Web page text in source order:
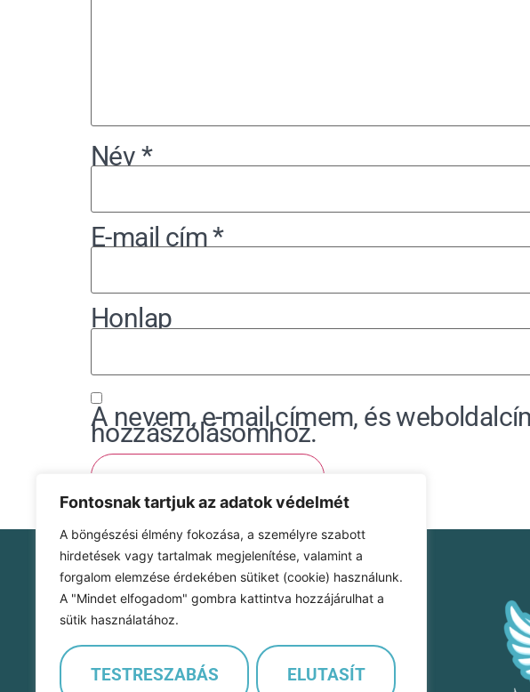
Fontosnak tartjuk az adatok védelmét
A böngészési élmény fokozása, a személyre szabott
hirdetések vagy tartalmak megjelenítése, valamint a
forgalom elemzése érdekében sütiket (cookie) használunk.
A "Mindet elfogadom" gombra kattintva hozzájárulhat a
sütik használatához.
TESTRESZABÁS ELUTASÍT
Név *
E-mail cím*
Honlap
A nevem, e-mail címem, és
hozzászólásomhoz.
Szofi Kontír Kft.
1107 Budapest
Szállás utca 16/B 1. em. 15.
cégjegyzékszám: 01-09-405324
adószám: 32071120-2-42